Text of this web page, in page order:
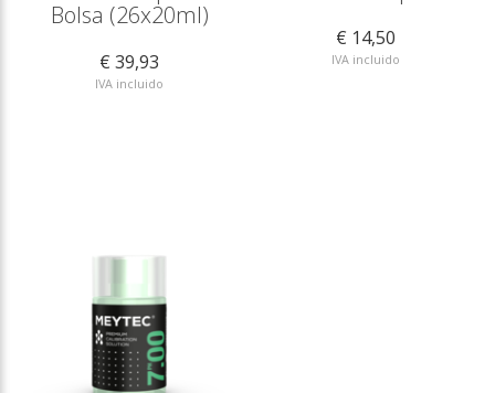
Bolsa (26x20ml)
€ 39,93
IVA incluido
€ 14,50
IVA incluido